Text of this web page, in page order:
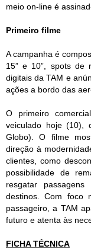
meio on-line é
Primeiro filme
A campanha é
15” e 10”, spots de
digitais da TAM e
ações a bordo das
O primeiro
veiculado hoje (10),
Globo). O filme
direção à
clientes, como
possibilidade de
resgatar
destinos. Com foco
passageiro, a TAM
futuro e atenta às
FICHA TÉCNICA